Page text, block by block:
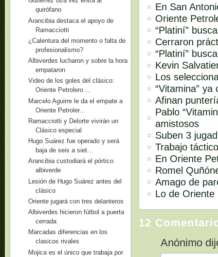
En San
Oriente
“Platiní”
Cerraron
“Platiní”
Kevin
Los
“Vitamina”
Afinan
Pablo
amistosos
Suben 3
Trabajo
En Oriente
Romel
Amago de
Lo de
12
Anónimo
quirófano
Arancibia destaca el apoyo de
Ramacciotti
¿Calentura del momento o falta de
profesionalismo?
Albiverdes lucharon y sobre la hora
empataron
Video de los goles del clásico:
Oriente Petrolero ...
Marcelo Aguirre le da el empate a
Oriente Petroler...
Ramacciotti y Delorte vivirán un
Clásico especial
Hugo Suárez fue operado y será
baja de seis a siet...
Arancibia custodiará el pórtico
albiverde
Lesión de Hugo Suárez antes del
clásico
Oriente jugará con tres delanteros
Albiverdes hicieron fútbol a puerta
cerrada
Marcadas diferencias en los
clasicos rivales
Mojica es el único que trabaja por